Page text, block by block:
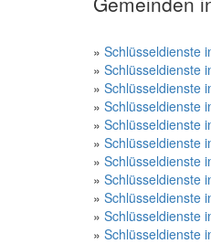
» Schlüsseldienste
» Schlüsseldienste
» Schlüsseldienste
» Schlüsseldienste
» Schlüsseldienste
» Schlüsseldienste
» Schlüsseldienste
» Schlüsseldienste
» Schlüsseldienste
» Schlüsseldienste
» Schlüsseldienste